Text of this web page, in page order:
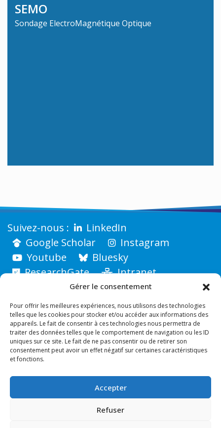
Gérer le consentement
Pour offrir les meilleures expériences, nous utilisons des technologies
telles que les cookies pour stocker et/ou accéder aux informations des
appareils. Le fait de consentir à ces technologies nous permettra de
traiter des données telles que le comportement de navigation ou les ID
uniques sur ce site. Le fait de ne pas consentir ou de retirer son
consentement peut avoir un effet négatif sur certaines caractéristiques
et fonctions.
Accepter
Refuser
SEMO
Sondage ElectroMagnétique Optique
LinkedIn
Google Scholar
Instagram
Youtube
Bluesky
ResearchGate
Intranet
Niémen - 13397 MARSEILLE CEDEX